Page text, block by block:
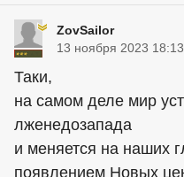
ZovSailor
13 ноября 2023 18:13
Таки,
на самом деле мир
лженедозапада
и меняется на наших
появлением Новых